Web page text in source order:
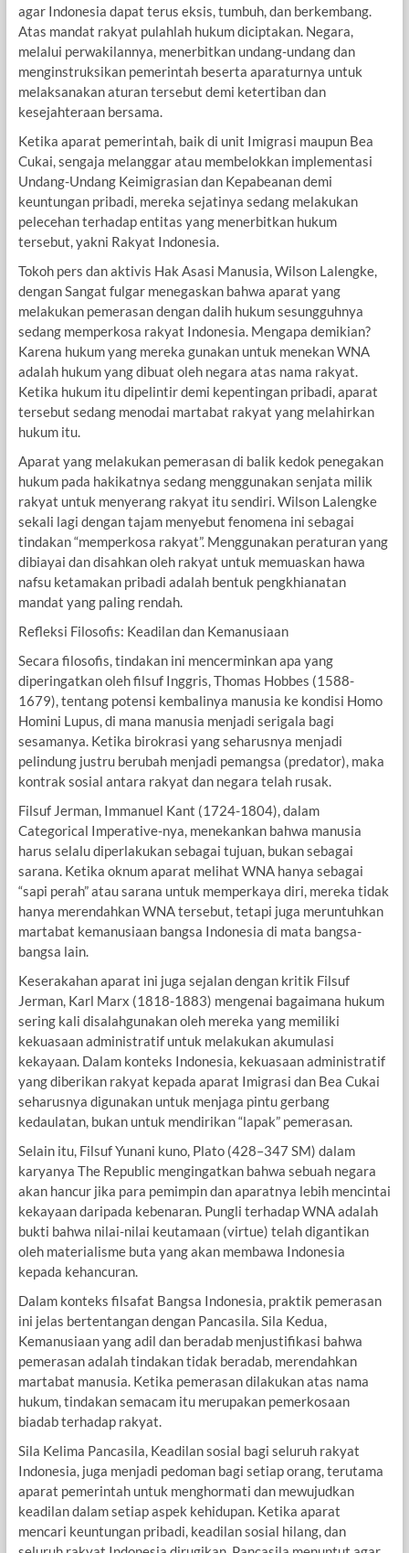
agar Indonesia dapat terus eksis, tumbuh, dan berkembang.
Atas mandat rakyat pulahlah hukum diciptakan. Negara,
melalui perwakilannya, menerbitkan undang-undang dan
menginstruksikan pemerintah beserta aparaturnya untuk
melaksanakan aturan tersebut demi ketertiban dan
kesejahteraan bersama.
Ketika aparat pemerintah, baik di unit Imigrasi maupun Bea
Cukai, sengaja melanggar atau membelokkan implementasi
Undang-Undang Keimigrasian dan Kepabeanan demi
keuntungan pribadi, mereka sejatinya sedang melakukan
pelecehan terhadap entitas yang menerbitkan hukum
tersebut, yakni Rakyat Indonesia.
Tokoh pers dan aktivis Hak Asasi Manusia, Wilson Lalengke,
dengan Sangat fulgar menegaskan bahwa aparat yang
melakukan pemerasan dengan dalih hukum sesungguhnya
sedang memperkosa rakyat Indonesia. Mengapa demikian?
Karena hukum yang mereka gunakan untuk menekan WNA
adalah hukum yang dibuat oleh negara atas nama rakyat.
Ketika hukum itu dipelintir demi kepentingan pribadi, aparat
tersebut sedang menodai martabat rakyat yang melahirkan
hukum itu.
Aparat yang melakukan pemerasan di balik kedok penegakan
hukum pada hakikatnya sedang menggunakan senjata milik
rakyat untuk menyerang rakyat itu sendiri. Wilson Lalengke
sekali lagi dengan tajam menyebut fenomena ini sebagai
tindakan “memperkosa rakyat”. Menggunakan peraturan yang
dibiayai dan disahkan oleh rakyat untuk memuaskan hawa
nafsu ketamakan pribadi adalah bentuk pengkhianatan
mandat yang paling rendah.
Refleksi Filosofis: Keadilan dan Kemanusiaan
Secara filosofis, tindakan ini mencerminkan apa yang
diperingatkan oleh filsuf Inggris, Thomas Hobbes (1588-
1679), tentang potensi kembalinya manusia ke kondisi Homo
Homini Lupus, di mana manusia menjadi serigala bagi
sesamanya. Ketika birokrasi yang seharusnya menjadi
pelindung justru berubah menjadi pemangsa (predator), maka
kontrak sosial antara rakyat dan negara telah rusak.
Filsuf Jerman, Immanuel Kant (1724-1804), dalam
Categorical Imperative-nya, menekankan bahwa manusia
harus selalu diperlakukan sebagai tujuan, bukan sebagai
sarana. Ketika oknum aparat melihat WNA hanya sebagai
“sapi perah” atau sarana untuk memperkaya diri, mereka tidak
hanya merendahkan WNA tersebut, tetapi juga meruntuhkan
martabat kemanusiaan bangsa Indonesia di mata bangsa-
bangsa lain.
Keserakahan aparat ini juga sejalan dengan kritik Filsuf
Jerman, Karl Marx (1818-1883) mengenai bagaimana hukum
sering kali disalahgunakan oleh mereka yang memiliki
kekuasaan administratif untuk melakukan akumulasi
kekayaan. Dalam konteks Indonesia, kekuasaan administratif
yang diberikan rakyat kepada aparat Imigrasi dan Bea Cukai
seharusnya digunakan untuk menjaga pintu gerbang
kedaulatan, bukan untuk mendirikan “lapak” pemerasan.
Selain itu, Filsuf Yunani kuno, Plato (428–347 SM) dalam
karyanya The Republic mengingatkan bahwa sebuah negara
akan hancur jika para pemimpin dan aparatnya lebih mencintai
kekayaan daripada kebenaran. Pungli terhadap WNA adalah
bukti bahwa nilai-nilai keutamaan (virtue) telah digantikan
oleh materialisme buta yang akan membawa Indonesia
kepada kehancuran.
Dalam konteks filsafat Bangsa Indonesia, praktik pemerasan
ini jelas bertentangan dengan Pancasila. Sila Kedua,
Kemanusiaan yang adil dan beradab menjustifikasi bahwa
pemerasan adalah tindakan tidak beradab, merendahkan
martabat manusia. Ketika pemerasan dilakukan atas nama
hukum, tindakan semacam itu merupakan pemerkosaan
biadab terhadap rakyat.
Sila Kelima Pancasila, Keadilan sosial bagi seluruh rakyat
Indonesia, juga menjadi pedoman bagi setiap orang, terutama
aparat pemerintah untuk menghormati dan mewujudkan
keadilan dalam setiap aspek kehidupan. Ketika aparat
mencari keuntungan pribadi, keadilan sosial hilang, dan